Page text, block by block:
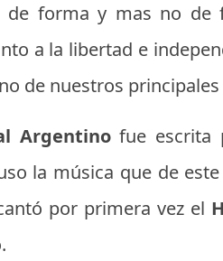
de forma y mas no de
a la libertad e
de nuestros
Argentinofue
la música que de
por primera vez el